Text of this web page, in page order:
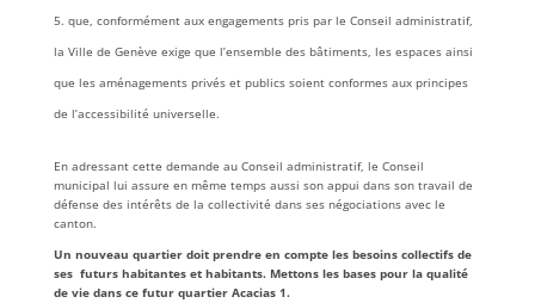
que, conformément aux engagements pris par le Conseil administratif,
la Ville de Genève exige que l’ensemble des bâtiments, les espaces ainsi
que les aménagements privés et publics soient conformes aux principes
de l’accessibilité universelle.
En adressant cette demande au Conseil administratif, le Conseil
municipal lui assure en même temps aussi son appui dans son travail de
défense des intérêts de la collectivité dans ses négociations avec le
canton.
Un nouveau quartier doit prendre en compte les besoins collectifs de
ses futurs habitantes et habitants. Mettons les bases pour la qualité
de vie dans ce futur quartier Acacias 1.